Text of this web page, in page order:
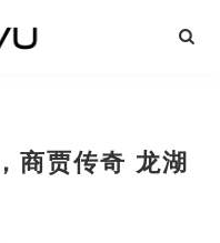
商贾传奇 龙湖